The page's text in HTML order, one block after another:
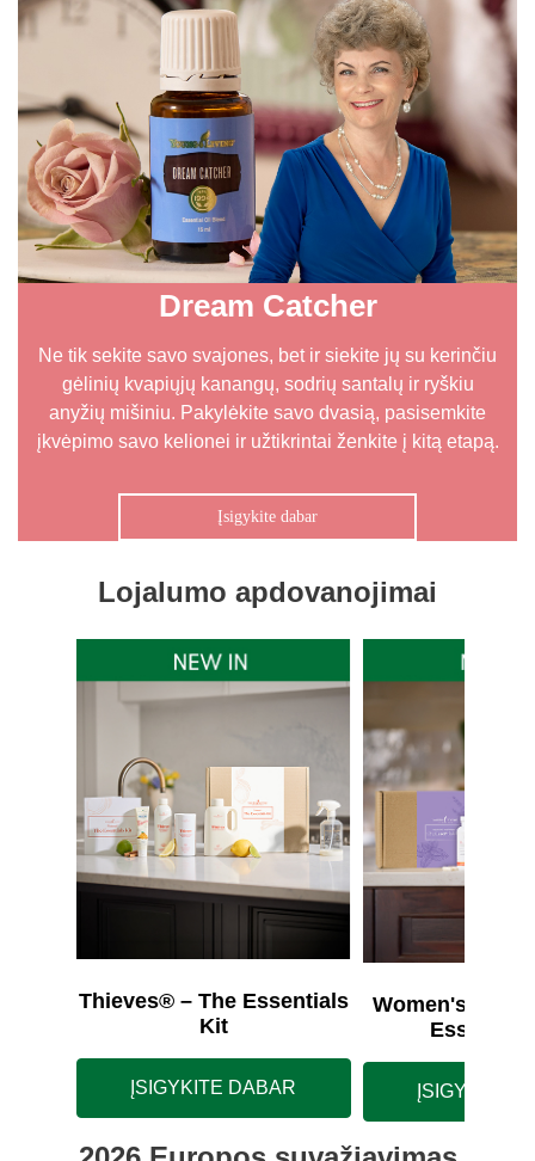
Dream Catcher
Ne tik sekite savo svajones, bet ir siekite jų su kerinčiu
gėlinių kvapiųjų kanangų, sodrių santalų ir ryškiu
anyžių mišiniu. Pakylėkite savo dvasią, pasisemkite
įkvėpimo savo kelionei ir užtikrintai ženkite į kitą etapą.
Įsigykite dabar
Lojalumo apdovanojimai
Thieves® – The Essentials
Kit
ĮSIGYKITE DABAR
Women's
ĮSIGYKITE